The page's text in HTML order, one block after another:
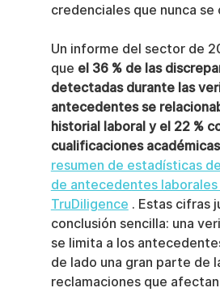
credenciales que nunca se
Un informe del sector de
que el 36 % de las
detectadas durante las
antecedentes se
historial laboral y el 22 %
cualificaciones
resumen de estadísticas
de antecedentes laborales
TruDiligence . Estas cifras
conclusión sencilla: una
se limita a los
de lado una gran parte de
reclamaciones que afectan